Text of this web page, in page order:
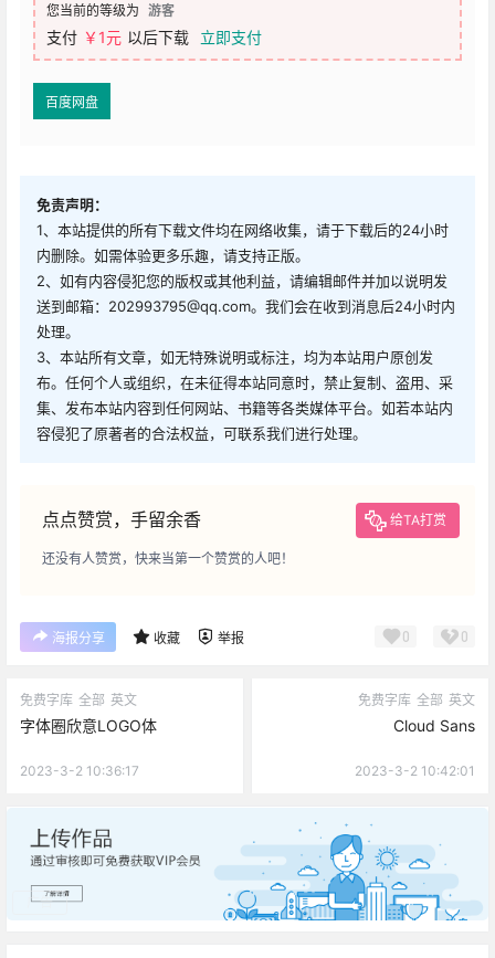
您当前的等级为 游客
支付 ￥1元 以后下载 立即支付
百度网盘
免责声明：
1、本站提供的所有下载文件均在网络收集，请于下载后的24小时
内删除。如需体验更多乐趣，请支持正版。
2、如有内容侵犯您的版权或其他利益，请编辑邮件并加以说明发
送到邮箱：202993795@qq.com。我们会在收到消息后24小时内
处理。
3、本站所有文章，如无特殊说明或标注，均为本站用户原创发
布。任何个人或组织，在未征得本站同意时，禁止复制、盗用、采
集、发布本站内容到任何网站、书籍等各类媒体平台。如若本站内
容侵犯了原著者的合法权益，可联系我们进行处理。
点点赞赏，手留余香 给TA打赏
还没有人赞赏，快来当第一个赞赏的人吧！
海报分享 收藏 举报 0 0
免费字库 全部 英文
字体圈欣意LOGO体
2023-3-2 10:36:17
免费字库 全部 英文
Cloud Sans
2023-3-2 10:42:01
广告